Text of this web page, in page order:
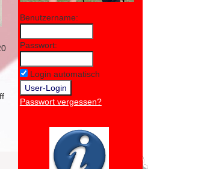
Benutzername:
Passwort:
Login automatisch
Passwort vergessen?